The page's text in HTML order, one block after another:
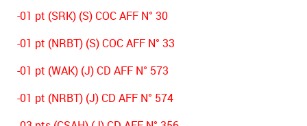
-01 pt (SRK) (S) COC AFF N° 30
-01 pt (NRBT) (S) COC AFF N° 33
-01 pt (WAK) (J) CD AFF N° 573
-01 pt (NRBT) (J) CD AFF N° 574